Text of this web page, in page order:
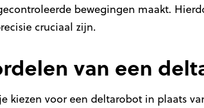
bewegingen maakt.
cruciaal zijn.
van een
kiezen voor een deltarobot in plaats